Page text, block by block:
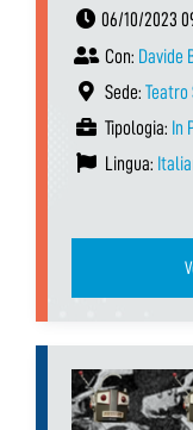
06/10/2023
Con: Davide
Sede: Teatro
Tipologia: In
Lingua: